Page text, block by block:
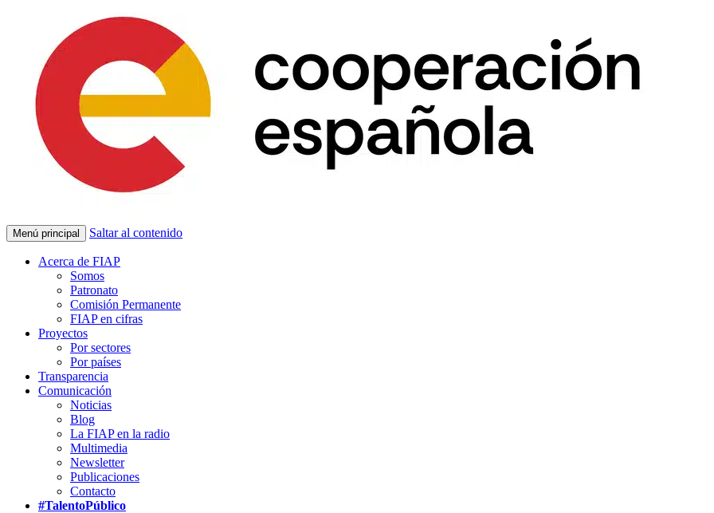
Menú principal Saltar al contenido
Acerca de FIAP
Somos
Patronato
Comisión Permanente
FIAP en cifras
Proyectos
Por sectores
Por países
Transparencia
Comunicación
Noticias
Blog
La FIAP en la radio
Multimedia
Newsletter
Publicaciones
Contacto
#TalentoPúblico